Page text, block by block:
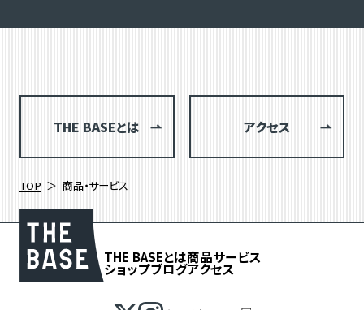
THE BASEとは アクセス
TOP 商品・サービス
THE BASEとは商品サービス
ショップブログアクセス